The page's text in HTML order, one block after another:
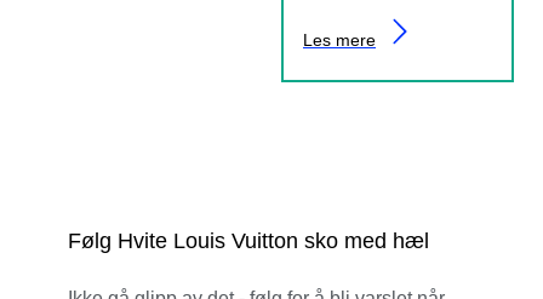
Les mere
Følg Hvite Louis Vuitton sko med hæl